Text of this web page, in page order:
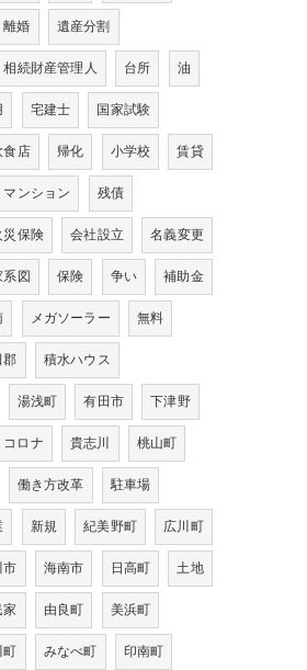
離婚
遺産分割
相続財産管理人 台所
油
宅建士
国家試験
食店 帰化 小学校
賃貸
ンション
残債
災保険 会社設立
名義変更
図 保険 争い
補助金
メガソーラー
無料
積水ハウス
湯浅町 有田市
下津野
コロナ 貴志川
桃山町
働き方改革
駐車場
新規 紀美野町
広川町
海南市 日高町
土地
由良町
美浜町
町 みなべ町
印南町